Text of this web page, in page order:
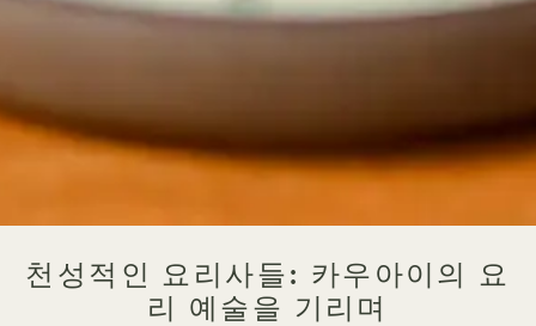
천성적인 요리사들: 카우아이의 요
리 예술을 기리며